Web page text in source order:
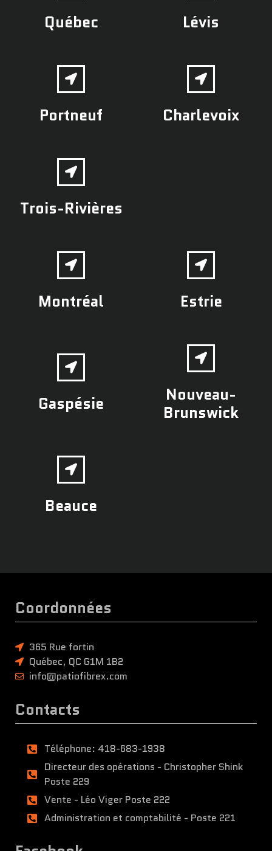
Québec Lévis
Portneuf Charlevoix
Trois-Rivières
Montréal Estrie
Gaspésie
Nouveau-
Brunswick
Beauce
Coordonnées
365 Rue fortin
Québec, QC G1M 1B2
info@patiofibrex.com
Contacts
Téléphone: 418-683-1938
Directeur des opérations - Christopher Shink
Poste 229
Vente - Léo Viger Poste 222
Administration et comptabilité - Poste 221